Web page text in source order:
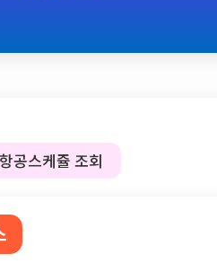
공스케쥴 조회